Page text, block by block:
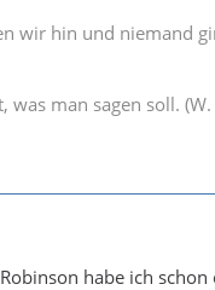
wir hin und niemand
man sagen soll. (W.
habe ich